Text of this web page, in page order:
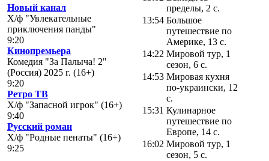
Новый канал
Х/ф "Увлекательные
приключения панды"
9:20
Кинопремьера
Комедия "За Палыча! 2"
(Россия) 2025 г. (16+)
9:20
Ретро ТВ
Х/ф "Запасной игрок" (16+)
9:40
Русский роман
Х/ф "Родные пенаты" (16+)
9:25
пределы, 2 с.
13:54 Большое
путешествие по
Америке, 13 с.
14:22 Мировой тур, 1
сезон, 6 с.
14:53 Мировая кухня
по-украински, 12
с.
15:31 Кулинарное
путешествие по
Европе, 14 с.
16:02 Мировой тур, 1
сезон, 5 с.